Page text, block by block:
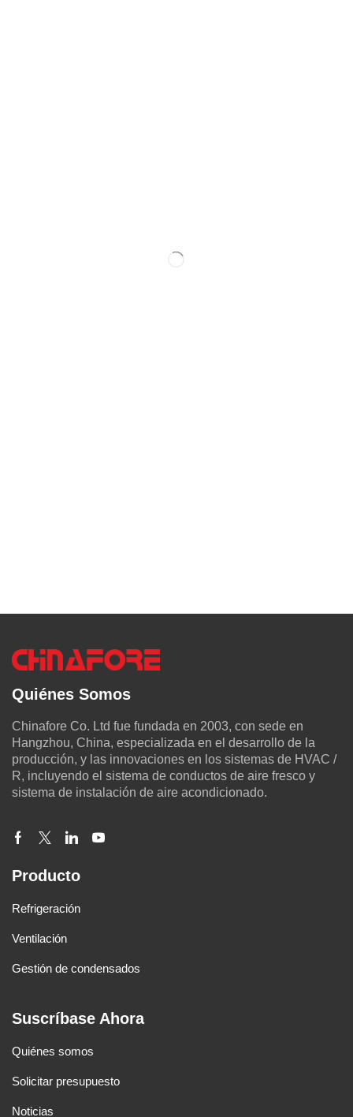
Quiénes Somos
Chinafore Co. Ltd fue fundada en 2003, con sede en
Hangzhou, China, especializada en el desarrollo de la
producción, y las innovaciones en los sistemas de HVAC /
R, incluyendo el sistema de conductos de aire fresco y
sistema de instalación de aire acondicionado.
Producto
Refrigeración
Ventilación
Gestión de condensados
Suscríbase Ahora
Quiénes somos
Solicitar presupuesto
Noticias